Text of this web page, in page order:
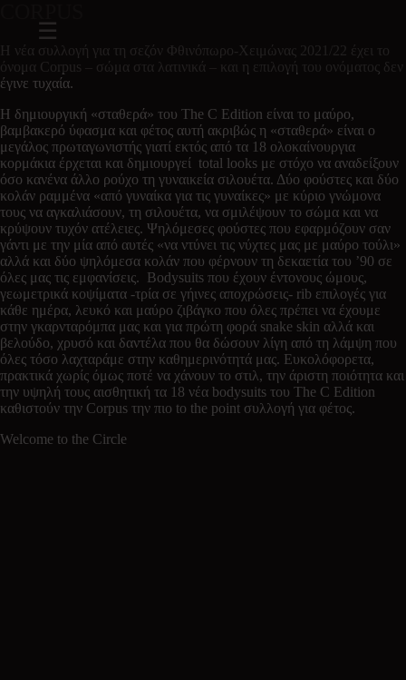
Η νέα συλλογή για τη σεζόν Φθινόπωρο-Χειμώνας 2021/22 έχει το
όνομα Corpus – σώμα στα λατινικά – και η επιλογή του ονόματος δεν
έγινε τυχαία.
Η δημιουργική «σταθερά» του The C Edition είναι το μαύρο,
βαμβακερό ύφασμα και φέτος αυτή ακριβώς η «σταθερά» είναι ο
μεγάλος πρωταγωνιστής γιατί εκτός από τα 18 ολοκαίνουργια
κορμάκια έρχεται και δημιουργεί total looks με στόχο να αναδείξουν
όσο κανένα άλλο ρούχο τη γυναικεία σιλουέτα. Δύο φούστες και δύο
κολάν ραμμένα «από γυναίκα για τις γυναίκες» με κύριο γνώμονα
τους να αγκαλιάσουν, τη σιλουέτα, να σμιλέψουν το σώμα και να
κρύψουν τυχόν ατέλειες. Ψηλόμεσες φούστες που εφαρμόζουν σαν
γάντι με την μία από αυτές «να ντύνει τις νύχτες μας με μαύρο τούλι»
αλλά και δύο ψηλόμεσα κολάν που φέρνουν τη δεκαετία του ’90 σε
όλες μας τις εμφανίσεις. Bodysuits που έχουν έντονους ώμους,
γεωμετρικά κοψίματα -τρία σε γήινες αποχρώσεις- rib επιλογές για
κάθε ημέρα, λευκό και μαύρο ζιβάγκο που όλες πρέπει να έχουμε
στην γκαρνταρόμπα μας και για πρώτη φορά snake skin αλλά και
βελούδο, χρυσό και δαντέλα που θα δώσουν λίγη από τη λάμψη που
όλες τόσο λαχταράμε στην καθημερινότητά μας. Ευκολόφορετα,
πρακτικά χωρίς όμως ποτέ να χάνουν το στιλ, την άριστη ποιότητα και
την υψηλή τους αισθητική τα 18 νέα bodysuits του The C Edition
καθιστούν την Corpus την πιο to the point συλλογή για φέτος.
Welcome to the Circle